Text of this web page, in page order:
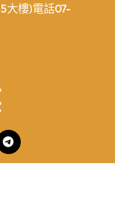
大樓)電話07-